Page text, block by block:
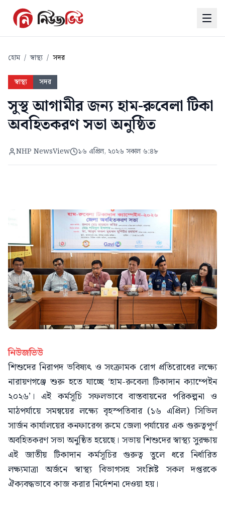
হোম / স্বাস্থ্য / সদর
স্বাস্থ্য সদর
সুস্থ আগামীর জন্য হাম-রুবেলা টিকা
অবহিতকরণ সভা অনুষ্ঠিত
NHP NewsView ১৬ এপ্রিল, ২০২৬ সকাল ৬:৪৮
নিউজভিউ
শিশুদের নিরাপদ ভবিষ্যৎ ও সংক্রামক রোগ প্রতিরোধের লক্ষ্যে
নারায়ণগঞ্জে শুরু হতে যাচ্ছে ‘হাম-রুবেলা টিকাদান ক্যাম্পেইন
২০২৬’। এই কর্মসূচি সফলভাবে বাস্তবায়নের পরিকল্পনা ও
মাঠপর্যায়ে সমন্বয়ের লক্ষ্যে বৃহস্পতিবার (১৬ এপ্রিল) সিভিল
সার্জন কার্যালয়ের কনফারেন্স রুমে জেলা পর্যায়ের এক গুরুত্বপূর্ণ
অবহিতকরণ সভা অনুষ্ঠিত হয়েছে। সভায় শিশুদের স্বাস্থ্য সুরক্ষায়
এই জাতীয় টিকাদান কর্মসূচির গুরুত্ব তুলে ধরে নির্ধারিত
লক্ষ্যমাত্রা অর্জনে স্বাস্থ্য বিভাগসহ সংশ্লিষ্ট সকল দপ্তরকে
ঐক্যবদ্ধভাবে কাজ করার নির্দেশনা দেওয়া হয়।